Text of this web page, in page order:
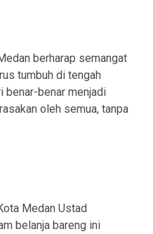
berharap semangat
tumbuh di tengah
benar-benar menjadi
oleh semua, tanpa
Medan Ustad
belanja bareng ini